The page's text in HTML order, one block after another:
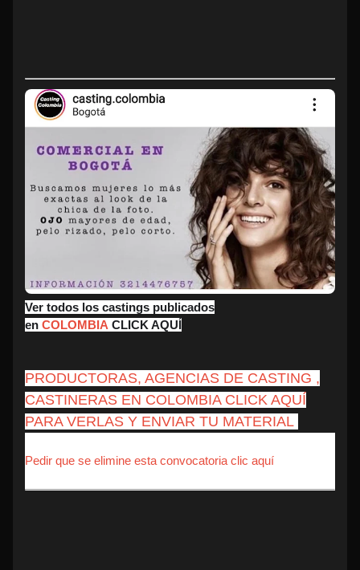
Ver todos los castings publicados
en COLOMBIA CLICK AQUÍ
PRODUCTORAS, AGENCIAS DE CASTING ,
CASTINERAS EN COLOMBIA CLICK AQUÍ
PARA VERLAS Y ENVIAR TU MATERIAL
Pedir que se elimine esta convocatoria clic aquí